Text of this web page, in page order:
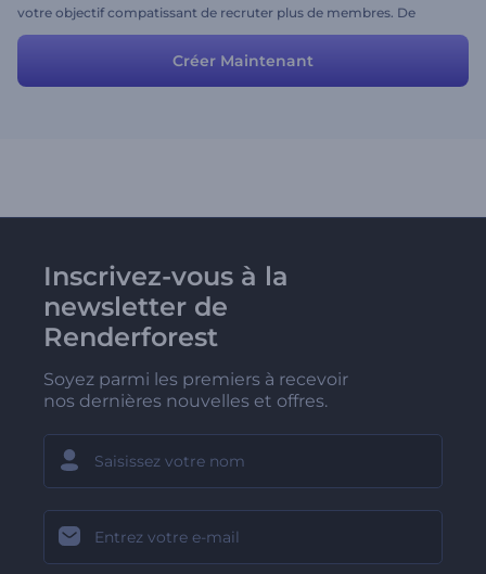
votre objectif compatissant de recruter plus de membres. De
même, vous pouvez utiliser cette histoire pour des opportunités de
collecte de fonds. Modifiez l’histoire en ajoutant ou supprimant des
scènes et votre vidéo est prête avec un minimum d’efforts, mais
Créer Maintenant
Inscrivez-vous à la
newsletter de
Renderforest
Soyez parmi les premiers à recevoir
nos dernières nouvelles et offres.